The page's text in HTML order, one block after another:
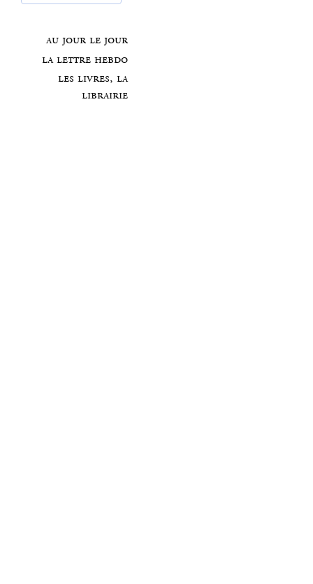
au jour le jour
la lettre hebdo
les livres, la
librairie